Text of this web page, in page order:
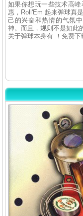
如果你想玩一些技术高
惠，Roll'Em 起来弹球真
己的兴奋和热情的气氛
神。而且，规则不是如此
关于弹球本身有 ！免费下